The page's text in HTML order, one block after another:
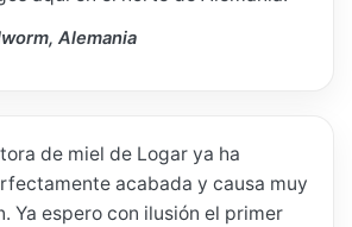
Alemania
de miel de Logar ya ha
acabada y causa muy
Ya espero con ilusión el primer